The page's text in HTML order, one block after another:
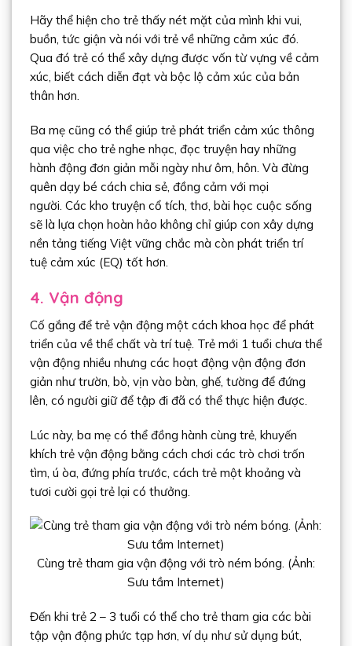
Hãy thể hiện cho trẻ thấy nét mặt của mình khi vui,
buồn, tức giận và nói với trẻ về những cảm xúc đó.
Qua đó trẻ có thể xây dựng được vốn từ vựng về cảm
xúc, biết cách diễn đạt và bộc lộ cảm xúc của bản
thân hơn.
Ba mẹ cũng có thể giúp trẻ phát triển cảm xúc thông
qua việc cho trẻ nghe nhạc, đọc truyện hay những
hành động đơn giản mỗi ngày như ôm, hôn. Và đừng
quên dạy bé cách chia sẻ, đồng cảm với mọi
người. Các kho truyện cổ tích, thơ, bài học cuộc sống
sẽ là lựa chọn hoàn hảo không chỉ giúp con xây dựng
nền tảng tiếng Việt vững chắc mà còn phát triển trí
tuệ cảm xúc (EQ) tốt hơn.
4. Vận động
Cố gắng để trẻ vận động một cách khoa học để phát
triển của về thể chất và trí tuệ. Trẻ mới 1 tuổi chưa thể
vận động nhiều nhưng các hoạt động vận động đơn
giản như trườn, bò, vịn vào bàn, ghế, tường để đứng
lên, có người giữ để tập đi đã có thể thực hiện được.
Lúc này, ba mẹ có thể đồng hành cùng trẻ, khuyến
khích trẻ vận động bằng cách chơi các trò chơi trốn
tìm, ú òa, đứng phía trước, cách trẻ một khoảng và
tươi cười gọi trẻ lại có thưởng.
Cùng trẻ tham gia vận động với trò ném bóng. (Ảnh:
Sưu tầm Internet)
Đến khi trẻ 2 – 3 tuổi có thể cho trẻ tham gia các bài
tập vận động phức tạp hơn, ví dụ như sử dụng bút,